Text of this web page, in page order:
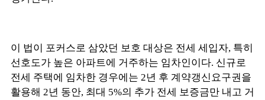
이 법이 포커스로 삼았던 보호 대상은 전세 세입자, 특히
선호도가 높은 아파트에 거주하는 임차인이다. 신규로
전세 주택에 임차한 경우에는 2년 후 계약갱신요구권을
활용해 2년 동안, 최대 5%의 추가 전세 보증금만 내고 거